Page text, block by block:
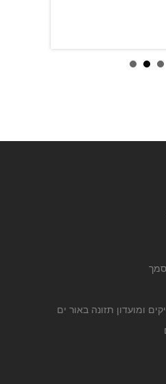
ומועדון תזונה באור ים